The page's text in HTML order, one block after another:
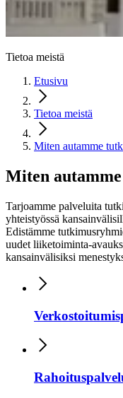
Tietoa meistä
Etusivu
Tietoa meistä
Miten autamme
Miten
Tarjoamme palveluita
yhteistyössä
Edistämme
uudet liiketoiminta-
kansainvälisiksi